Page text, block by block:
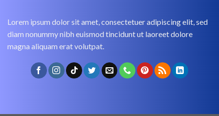
Lorem ipsum dolor sit amet, consectetuer adipiscing elit, sed
diam nonummy nibh euismod tincidunt ut laoreet dolore
magna aliquam erat volutpat.